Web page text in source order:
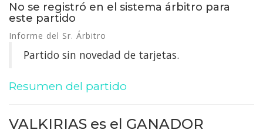
No se registró en el sistema árbitro para
este partido
Informe del Sr. Árbitro
Partido sin novedad de tarjetas.
Resumen del partido
VALKIRIAS es el GANADOR